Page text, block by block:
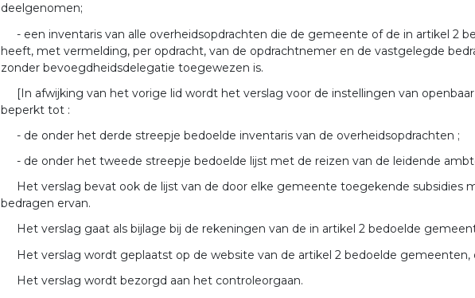
deelgenomen;
- een inventaris van alle overheidsopdrachten die de gemeente of de in artikel 2
heeft, met vermelding, per opdracht, van de opdrachtnemer en de vastgelegde
zonder bevoegdheidsdelegatie toegewezen is.
[In afwijking van het vorige lid wordt het verslag voor de instellingen van
beperkt tot :
- de onder het derde streepje bedoelde inventaris van de overheidsopdrachten ;
- de onder het tweede streepje bedoelde lijst met de reizen van de leidende
Het verslag bevat ook de lijst van de door elke gemeente toegekende subsidies
bedragen ervan.
Het verslag gaat als bijlage bij de rekeningen van de in artikel 2 bedoelde
Het verslag wordt geplaatst op de website van de artikel 2 bedoelde gemeenten,
Het verslag wordt bezorgd aan het controleorgaan.